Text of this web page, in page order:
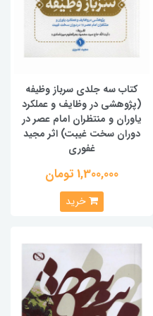
کتاب سه جلدی سرباز وظیفه
(پژوهشي در وظايف و عملكرد
ياوران و منتظران امام عصر در
دوران سخت غيبت) اثر مجید
غفوری
1,300,000 تومان
خرید